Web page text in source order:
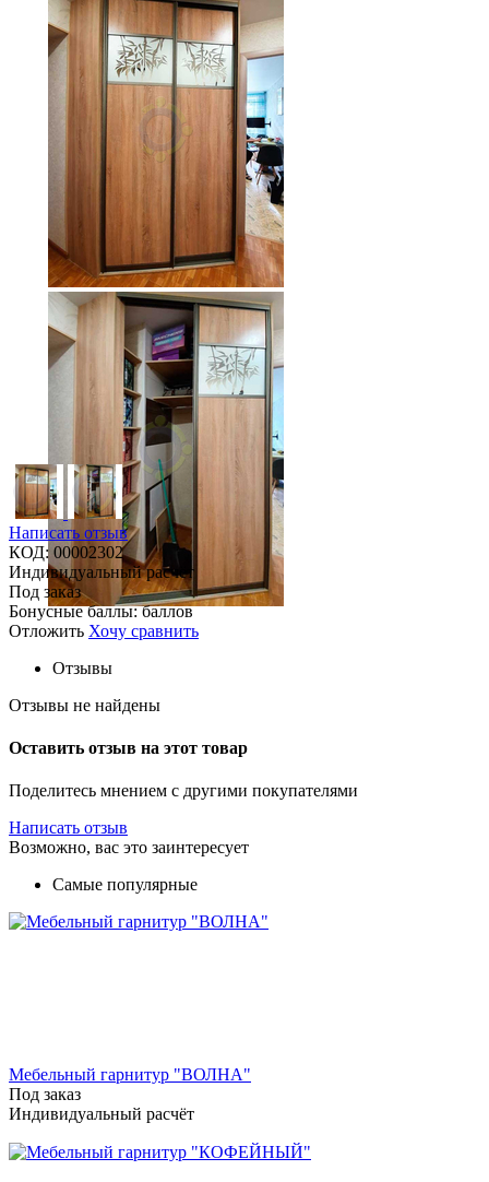
Написать отзыв
КОД: 00002302
Индивидуальный расчёт
Под заказ
Бонусные баллы: баллов
Отложить Хочу сравнить
Отзывы
Отзывы не найдены
Оставить отзыв на этот товар
Поделитесь мнением с другими покупателями
Написать отзыв
Возможно, вас это заинтересует
Самые популярные
Мебельный гарнитур "ВОЛНА"
Под заказ
Индивидуальный расчёт